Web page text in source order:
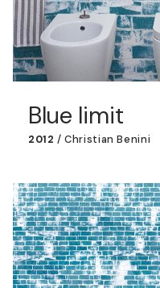
Blue limit
2012 / Christian Benini